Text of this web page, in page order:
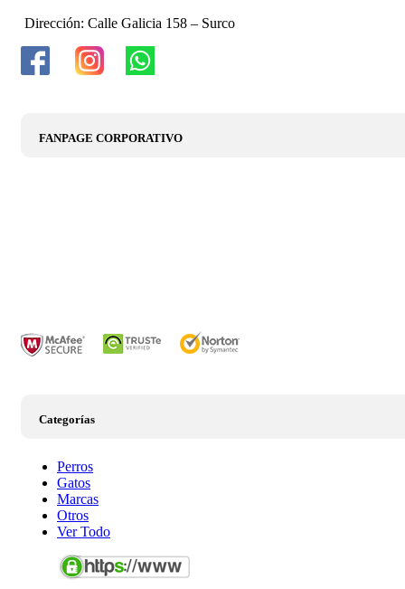
Dirección: Calle Galicia 158 – Surco
FANPAGE CORPORATIVO
Categorías
Perros
Gatos
Marcas
Otros
Ver Todo